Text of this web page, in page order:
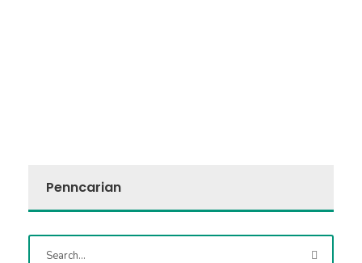
Penncarian